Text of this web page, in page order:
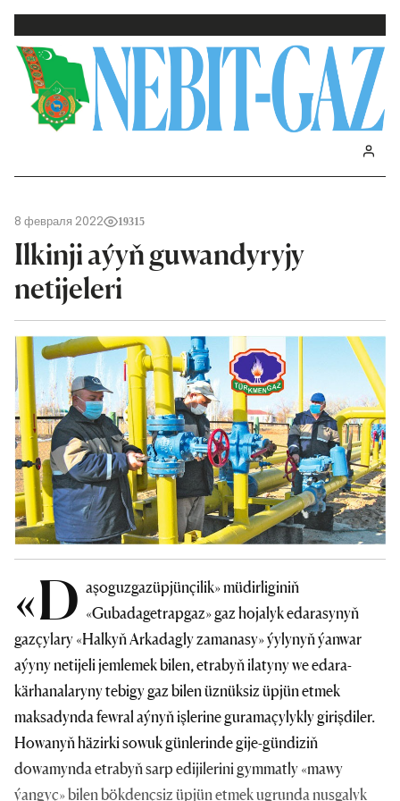
8 февраля 2022 19315
Ilkinji aýyň guwandyryjy
netijeleri
«D aşoguzgazüpjünçilik» müdirliginiň
«Gubadagetrapgaz» gaz hojalyk edarasynyň
gazçylary «Halkyň Arkadagly zamanasy» ýylynyň ýanwar
aýyny netijeli jemlemek bilen, etrabyň ilatyny we edara-
kärhanalaryny tebigy gaz bilen üznüksiz üpjün etmek
maksadynda fewral aýnyň işlerine guramaçylykly girişdiler.
Howanyň häzirki sowuk günlerinde gije-gündiziň
dowamynda etrabyň sarp edijilerini gymmatly «mawy
ýangyç» bilen bökdençsiz üpjün etmek ugrunda nusgalyk